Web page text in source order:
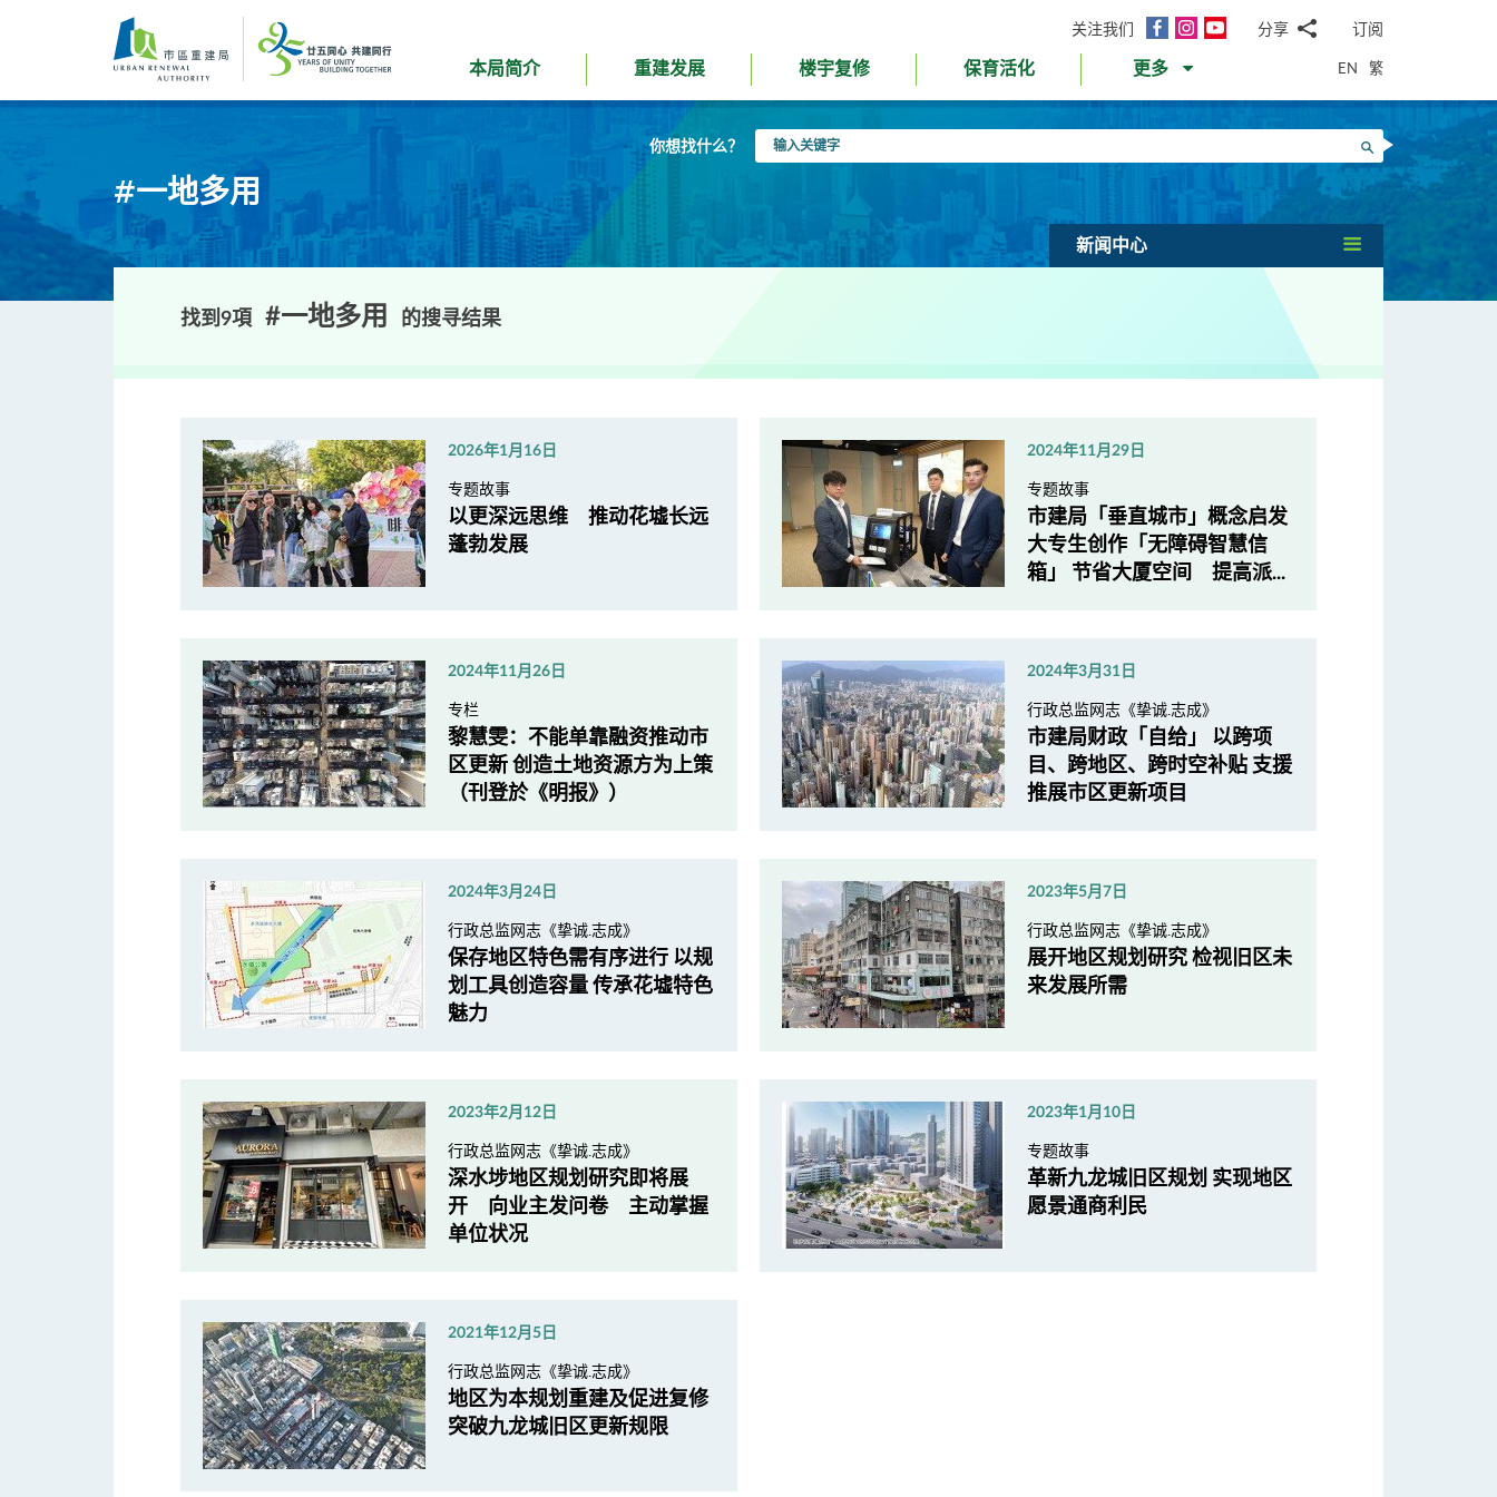
内
关注我们
面
InstagramYouTube分享
邮WhatsApp
微
信
面
书Twitter
LinkedIn
微
博
订阅
本局简介 重建发展 楼宇复修 保育活化 更多 EN 繁
你想找什么？
入
字
搜寻
#一地多用
新闻中心
找到9項 #一地多用 的搜寻结果
2026年1月16日
专题故事
以更深远思维 推动花墟长远
蓬勃发展
2024年11月29日
专题故事
市建局「垂直城市」概念启发
大专生创作「无障碍智慧信
箱」 节省大厦空间 提高派...
2024年11月26日
专栏
黎慧雯：不能单靠融资推动市
区更新 创造土地资源方为上策
（刊登於《明报》）
2024年3月31日
行政总监网志《挚诚.志成》
市建局财政「自给」 以跨项
目、跨地区、跨时空补贴 支援
推展市区更新项目
2024年3月24日
行政总监网志《挚诚.志成》
保存地区特色需有序进行 以规
划工具创造容量 传承花墟特色
魅力
2023年5月7日
行政总监网志《挚诚.志成》
展开地区规划研究 检视旧区未
来发展所需
2023年2月12日
行政总监网志《挚诚.志成》
深水埗地区规划研究即将展
开 向业主发问卷 主动掌握
单位状况
2023年1月10日
专题故事
革新九龙城旧区规划 实现地区
愿景通商利民
2021年12月5日
行政总监网志《挚诚.志成》
地区为本规划重建及促进复修
突破九龙城旧区更新规限